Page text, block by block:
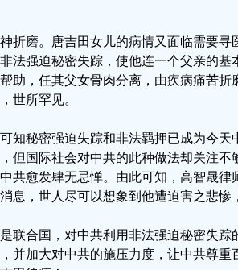
折磨。唐吉田女儿的病情又面临需要寻
法强迫秘密失踪，使他连一个父亲的基
助，任其父女骨肉分离，由疾病痛苦折
世所罕见。
知秘密强迫失踪和非法羁押已成为今天
但国际社会对中共的此种做法却关注不
共愈发肆无忌惮。由此可知，高智晟律
息，世人尽可以想象到他遭迫害之悲惨
联合国，对中共利用非法强迫秘密失踪
并加大对中共的施压力度，让中共尊重